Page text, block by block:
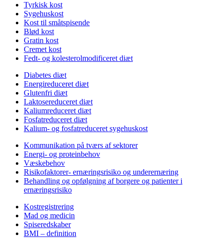
Tyrkisk kost
Sygehuskost
Kost til småtspisende
Blød kost
Gratin kost
Cremet kost
Fedt- og kolesterolmodificeret diæt
Diabetes diæt
Energireduceret diæt
Glutenfri diæt
Laktosereduceret diæt
Kaliumreduceret diæt
Fosfatreduceret diæt
Kalium- og fosfatreduceret sygehuskost
Kommunikation på tværs af sektorer
Energi- og proteinbehov
Væskebehov
Risikofaktorer- ernæringsrisiko og underernæring
Behandling og opfølgning af borgere og patienter i
ernæringsrisiko
Kostregistrering
Mad og medicin
Spiseredskaber
BMI – definition